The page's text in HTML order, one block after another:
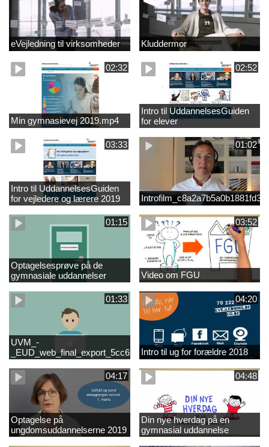
eVejledning til virksomheder Kluddermor
02:32
Min gymnasievej 2019.mp4
02:52
Intro til UddannelsesGuiden
for elever
03:33
Intro til UddannelsesGuiden
for vejledere og lærere 2019
01:02
01:15
Optagelsesprøve på de
gymnasiale uddannelser
03:52
Video om FGU
01:33
UVM_-
04:20
Intro til ug for forældre 2018
04:17
Optagelse på
ungdomsuddannelserne 2019
04:48
Din nye hverdag på en
gymnasial uddannelse